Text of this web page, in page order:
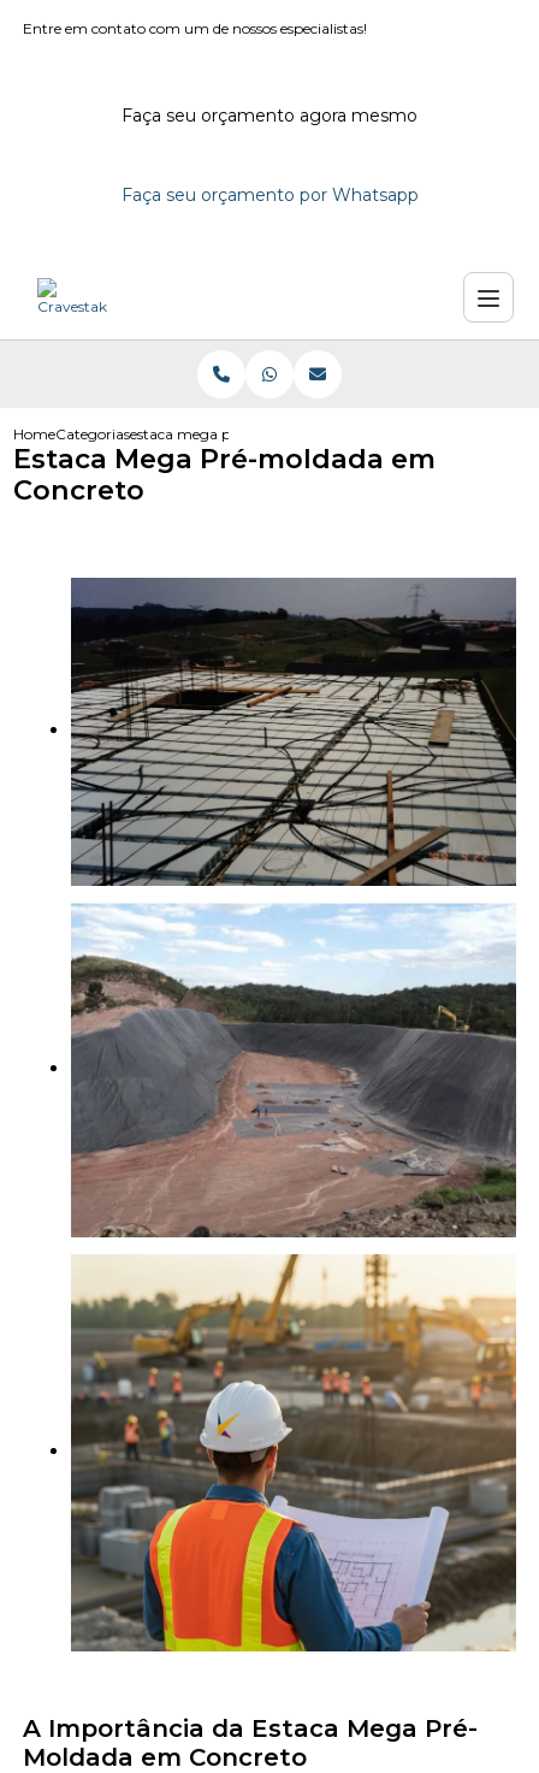
Entre em contato com um de nossos especialistas!
Faça seu orçamento agora mesmo
Faça seu orçamento por Whatsapp
HomeCategoriasestaca mega pre moldada em concreto
Estaca Mega Pré-moldada em
Concreto
A Importância da Estaca Mega Pré-
Moldada em Concreto